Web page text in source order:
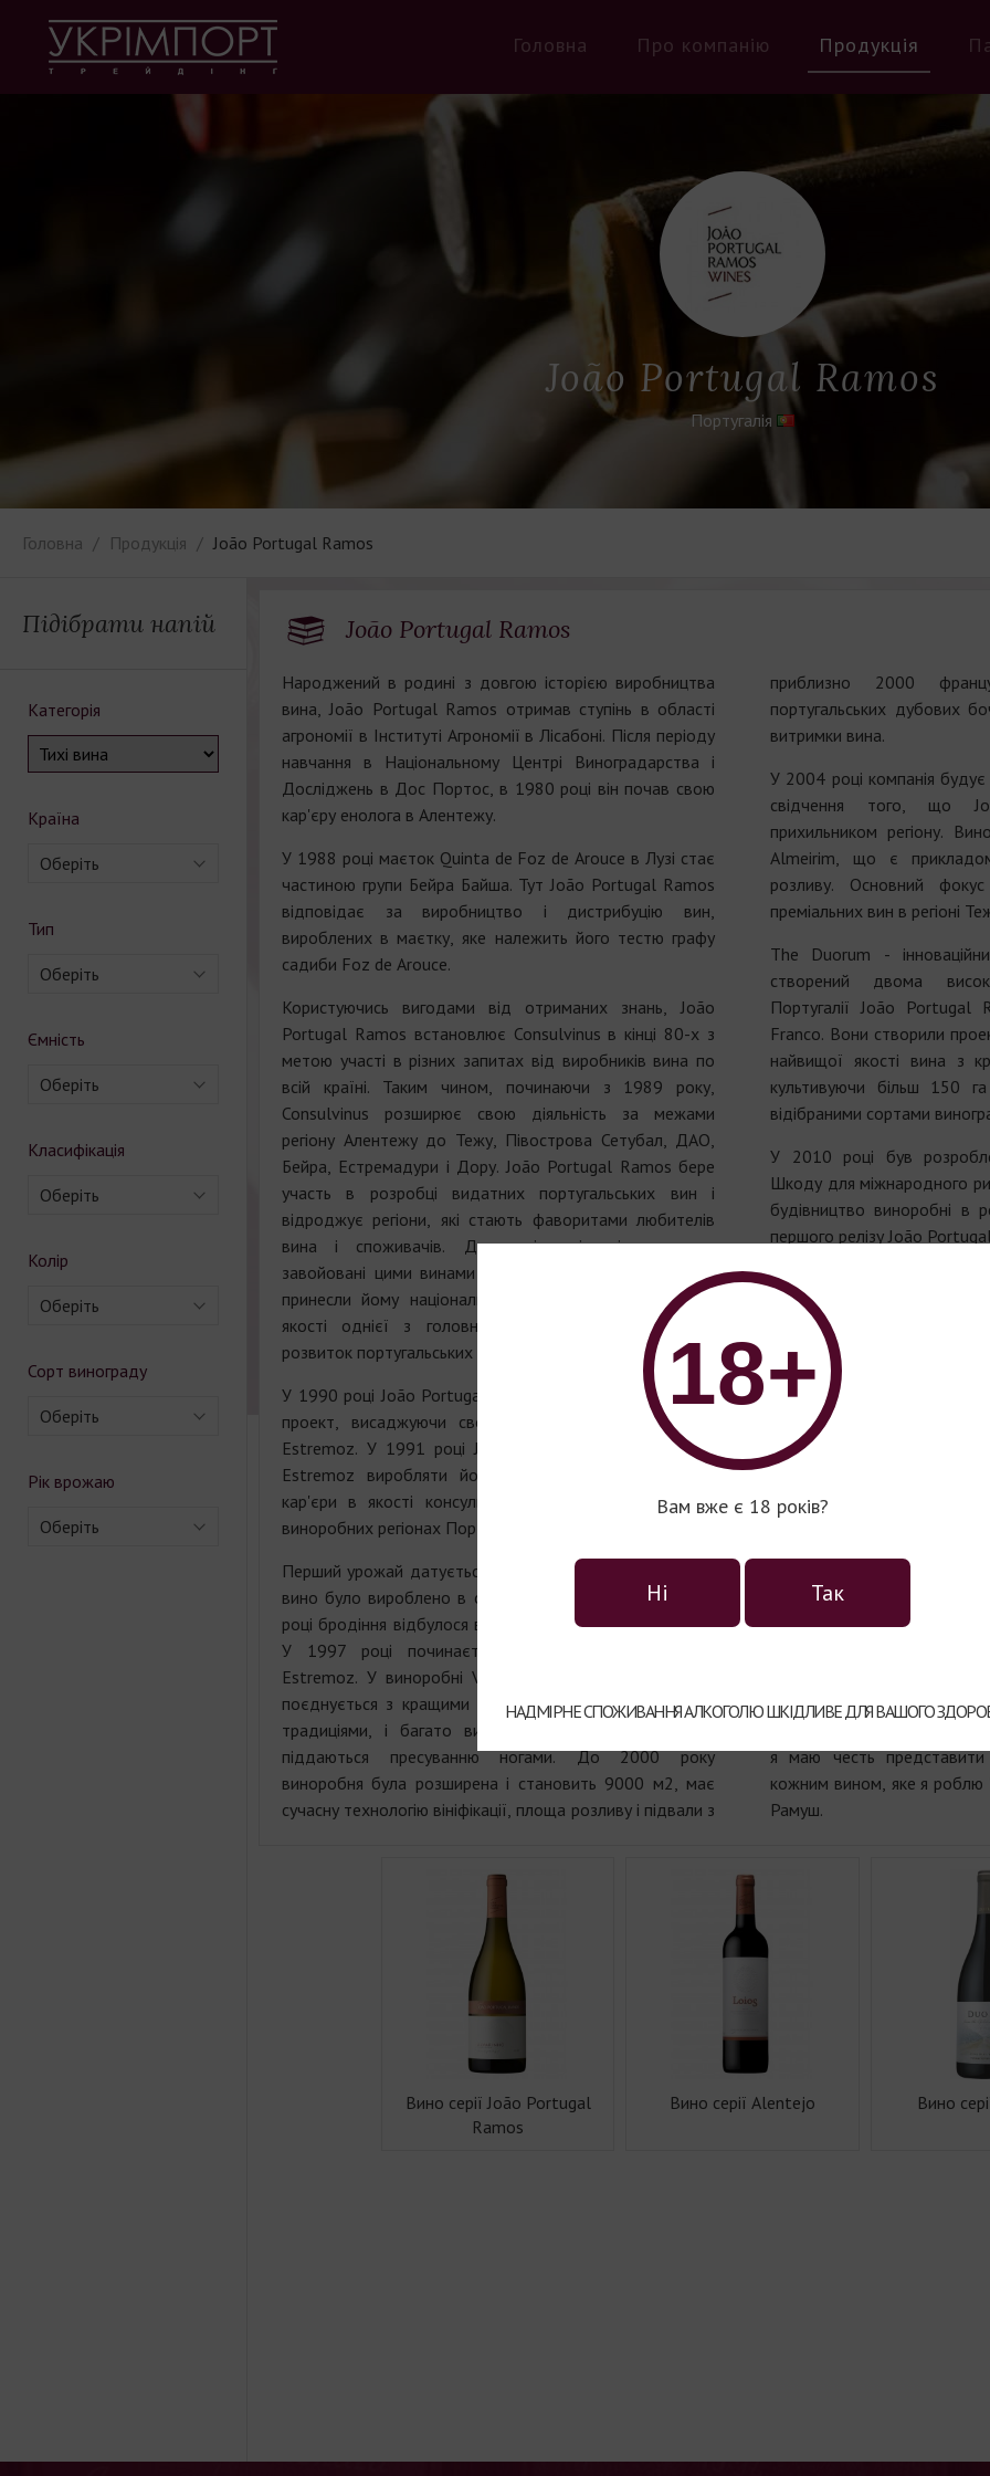
18+
Вам вже є 18 років?
Ні Так
НАДМІРНЕ СПОЖИВАННЯ АЛКОГОЛЮ ШКІДЛИВЕ ДЛЯ ВАШОГО
Головна Про компанію Продукція
João Portugal Ramos
Португалія
Головна Продукція João Portugal Ramos
Підібрати напій
Категорія
Країна
Оберіть
Тип
Оберіть
Ємність
Оберіть
Класифікація
Оберіть
Колір
Оберіть
Сорт винограду
Оберіть
Рік врожаю
Оберіть
João Portugal Ramos
Народжений в родині з довгою історією виробництва
вина, João Portugal Ramos отримав ступінь в області
агрономії в Інституті Агрономії в Лісабоні. Після періоду
навчання в Національному Центрі Виноградарства і
Досліджень в Дос Портос, в 1980 році він почав свою
кар'єру енолога в Алентежу.
У 1988 році маєток Quinta de Foz de Arouce в Лузі стає
частиною групи Бейра Байша. Тут João Portugal Ramos
відповідає за виробництво і дистрибуцію вин,
вироблених в маєтку, яке належить його тестю графу
садиби Foz de Arouce.
Користуючись вигодами від отриманих знань, João
Portugal Ramos встановлює Consulvinus в кінці 80-х з
метою участі в різних запитах від виробників вина по
всій країні. Таким чином, починаючи з 1989 року,
Consulvinus розширює свою діяльність за межами
регіону Алентежу до Тежу, Півострова Сетубал, ДАО,
Бейра, Естремадури і Дору. João Portugal Ramos бере
участь в розробці видатних португальських вин і
відроджує регіони, які стають фаворитами любителів
вина і споживачів. Досягнуті успіхи і нагороди,
завойовані цими винами протягом всієї своєї кар'єри,
принесли йому національне і міжнародне визнання в
якості однієї з головних фігур, відповідальних за
розвиток португальських вин.
У 1990 році João Portugal Ramos починає свій власний
проект, висаджуючи свої перші 5 га виноградників
Estremoz. У 1991 році João Portugal Ramos вибирає
Estremoz виробляти його власні вина, після довгої
кар'єри в якості консультанта винороба в основних
виноробних регіонах Португалії.
Перший урожай датується 1992 роком. У наступні роки
вино було вироблено в орендованих будівлях. У 1997
році бродіння відбулося в новому маєтку в перший раз.
У 1997 році починається реконструкція виноробні
Estremoz. У виноробні Vila Santa, сучасне гармонійно
поєднується з кращими португальськими виноробними
традиціями, і багато вина все ще при виробництві
піддаються пресуванню ногами. До 2000 року
виноробня була розширена і становить 9000 м2, має
сучасну технологію вініфікації, площа розливу і підвали з
приблизно 2000
португальських дубових
витримки вина.
У 2004 році компанія
свідчення того, що
прихильником регіону.
Almeirim, що є
розливу. Основний
преміальних вин в регіоні
The Duorum -
створений двома
Португалії João Portugal
Franco. Вони створили
найвищої якості вина з
культивуючи більш 150
відібраними сортами
У 2010 році був
Шкоду для міжнародного
будівництво виноробні в
першого релізу João
"Наша мета полягає в
для португальських вин
присвоєння тій чи іншій
які споживачі можуть
запропонувати всім
вина, які найкращим
португальський регіон
продукції з регіонів
Створення вина - це
протягом багатьох
вино це результат
якості винороба
природу землі, з якої
створює. Уміння, досвід і
поліпшити, з високим
впливають на
природньому потенціалу
області, шляхом
я маю честь
кожним вином, яке я роблю
Рамуш.
Вино серії João Portugal
Ramos
Вино серії Alentejo Вино